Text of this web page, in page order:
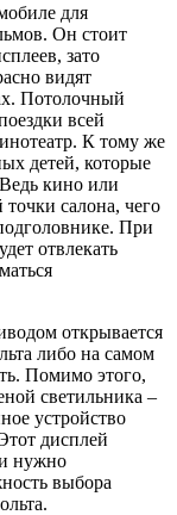
для
Он стоит
зато
видят
Потолочный
всей
К тому же
детей, которые
кино или
салона, чего
При
отвлекать
открывается
либо на самом
Помимо этого,
светильника –
устройство
дисплей
нужно
выбора